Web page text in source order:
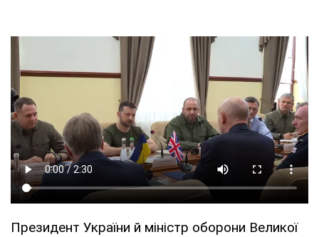
Президент України й міністр оборони Великої